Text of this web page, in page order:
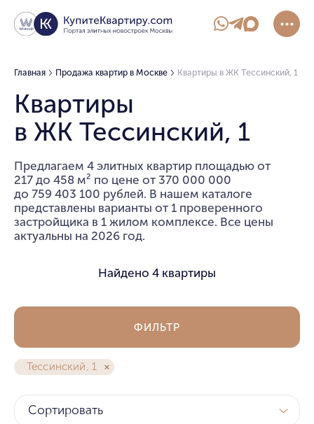
Главная Продажа квартир в Москве Квартиры в ЖК Тессинский, 1
Квартиры
в ЖК Тессинский, 1
Предлагаем 4 элитных квартир площадью от
217 до 458 м² по цене от 370 000 000
до 759 403 100 рублей. В нашем каталоге
представлены варианты от 1 проверенного
застройщика в 1 жилом комплексе. Все цены
актуальны на 2026 год.
Найдено 4 квартиры
Тессинский, 1
ФИЛЬТР
Сортировать